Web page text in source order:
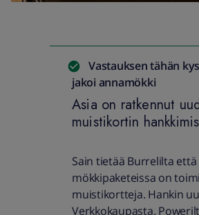
Vastauksen tähän
jakoi annamökki
Asia on ratkennut
muistikortin
Sain tietää Burrelilta että
mökkipaketeissa on
muistikortteja. Hankin
Verkkokaupasta.